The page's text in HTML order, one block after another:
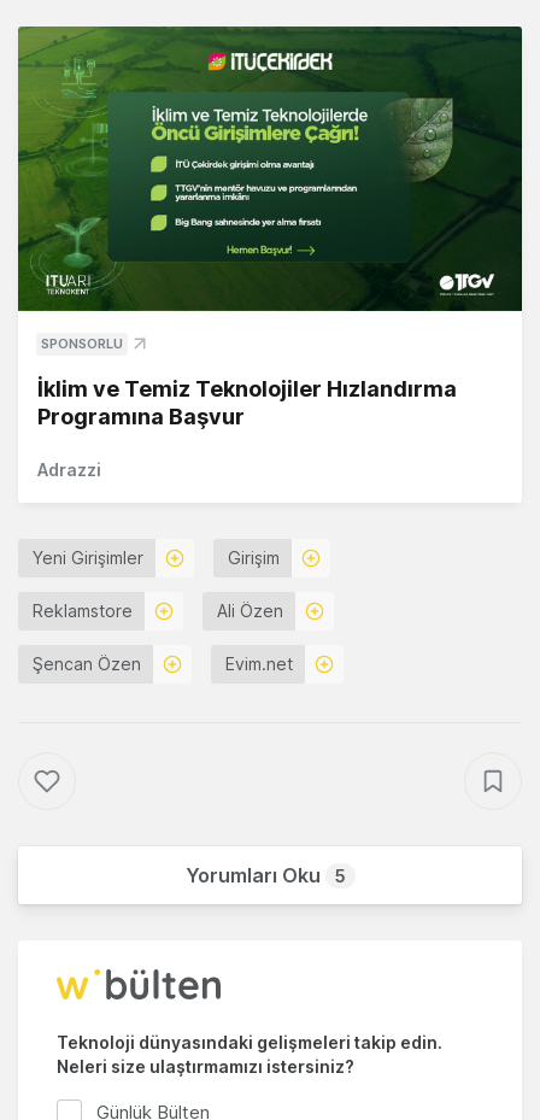
SPONSORLU
İklim ve Temiz Teknolojiler Hızlandırma
Programına Başvur
Adrazzi
Yeni Girişimler Girişim
Reklamstore Ali Özen
Şencan Özen Evim.net
Yorumları Oku 5
Teknoloji dünyasındaki gelişmeleri takip edin.
Neleri size ulaştırmamızı istersiniz?
Günlük Bülten